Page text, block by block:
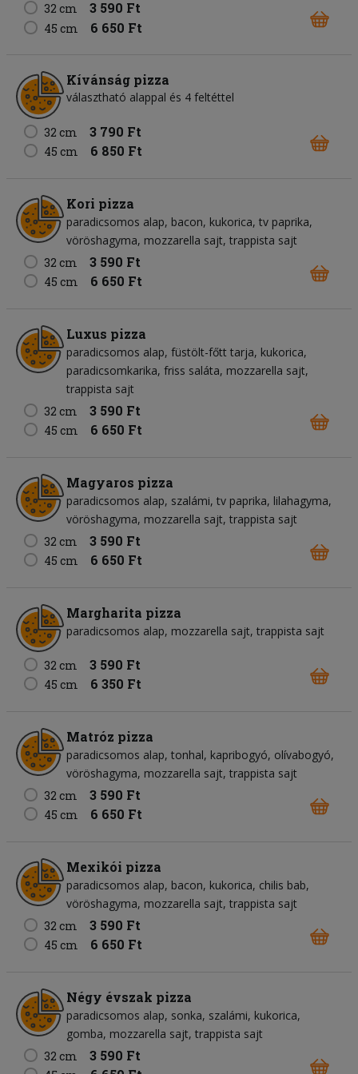
32 cm 3 590 Ft
45 cm 6 650 Ft
Kívánság pizza
választható alappal és 4 feltéttel
32 cm 3 790 Ft
45 cm 6 850 Ft
Kori pizza
paradicsomos alap bacon kukorica tv paprika
vöröshagyma mozzarella sajt trappista sajt
32 cm
3 590 Ft
45 cm 6 650 Ft
Luxus pizza
paradicsomos alap füstölt-főtt tarja kukorica
paradicsomkarika friss saláta mozzarella sajt
trappista sajt
32 cm
3 590 Ft
45 cm 6 650 Ft
Magyaros pizza
paradicsomos alap szalámi tv paprika lilahagyma
vöröshagyma mozzarella sajt trappista sajt
32 cm
3 590 Ft
45 cm 6 650 Ft
Margharita pizza
paradicsomos alap mozzarella sajt trappista sajt
32 cm 3 590 Ft
45 cm 6 350 Ft
Matróz pizza
paradicsomos alap tonhal kapribogyó olívabogyó
vöröshagyma mozzarella sajt trappista sajt
32 cm
3 590 Ft
45 cm 6 650 Ft
Mexikói pizza
paradicsomos alap bacon kukorica chilis bab
vöröshagyma mozzarella sajt trappista sajt
32 cm
3 590 Ft
45 cm 6 650 Ft
Négy évszak pizza
paradicsomos alap sonka szalámi kukorica
gomba mozzarella sajt trappista sajt
32 cm
3 590 Ft